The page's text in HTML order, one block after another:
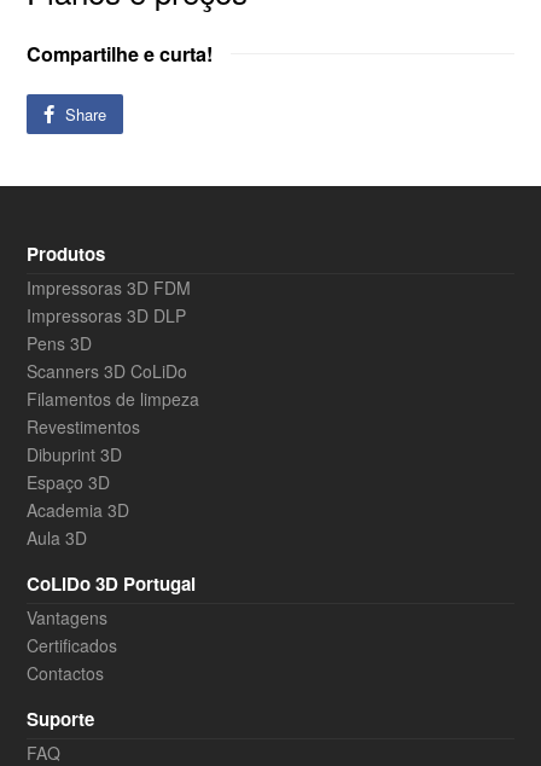
Compartilhe e curta!
Share
Produtos
Impressoras 3D FDM
Impressoras 3D DLP
Pens 3D
Scanners 3D CoLiDo
Filamentos de limpeza
Revestimentos
Dibuprint 3D
Espaço 3D
Academia 3D
Aula 3D
CoLiDo 3D Portugal
Vantagens
Certificados
Contactos
Suporte
FAQ